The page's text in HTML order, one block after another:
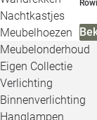
Nachtkastjes
Meubelhoezen
Meubelonderhoud
Eigen Collectie
Verlichting
Binnenverlichting
Hanglampen